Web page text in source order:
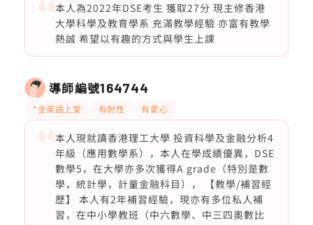
本人為2022年DSE考生 獲取27分 現主修香港
大學科學及教育學系 充滿教學經驗 亦富有教學
熱誠 希望以有趣的方式與學生上課
導師編號164744
*全英語上堂 有耐性 有愛心
本人現就讀香港理工大學 投資科學及金融分析4
年級（應用數學系），本人在學成績優異，DSE
數學5，在大學亦多次獲得A grade（特別是數
學，統計學，計量金融科目）， 【教學/補習經
歷】 本人有2年補習經驗，現亦有多位私人補
習，在中小學教班（中六數學、中三四奧數比